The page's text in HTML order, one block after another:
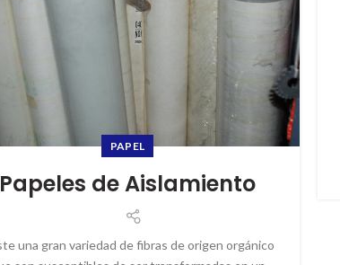
PAPEL
Papeles de Aislamiento
una gran variedad de fibras de origen orgánico